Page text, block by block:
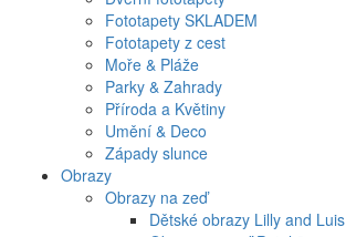
Fototapety SKLADEM
Fototapety z cest
Moře & Pláže
Parky & Zahrady
Příroda a Květiny
Umění & Deco
Západy slunce
Obrazy
Obrazy na zeď
Dětské obrazy Lilly and Luis